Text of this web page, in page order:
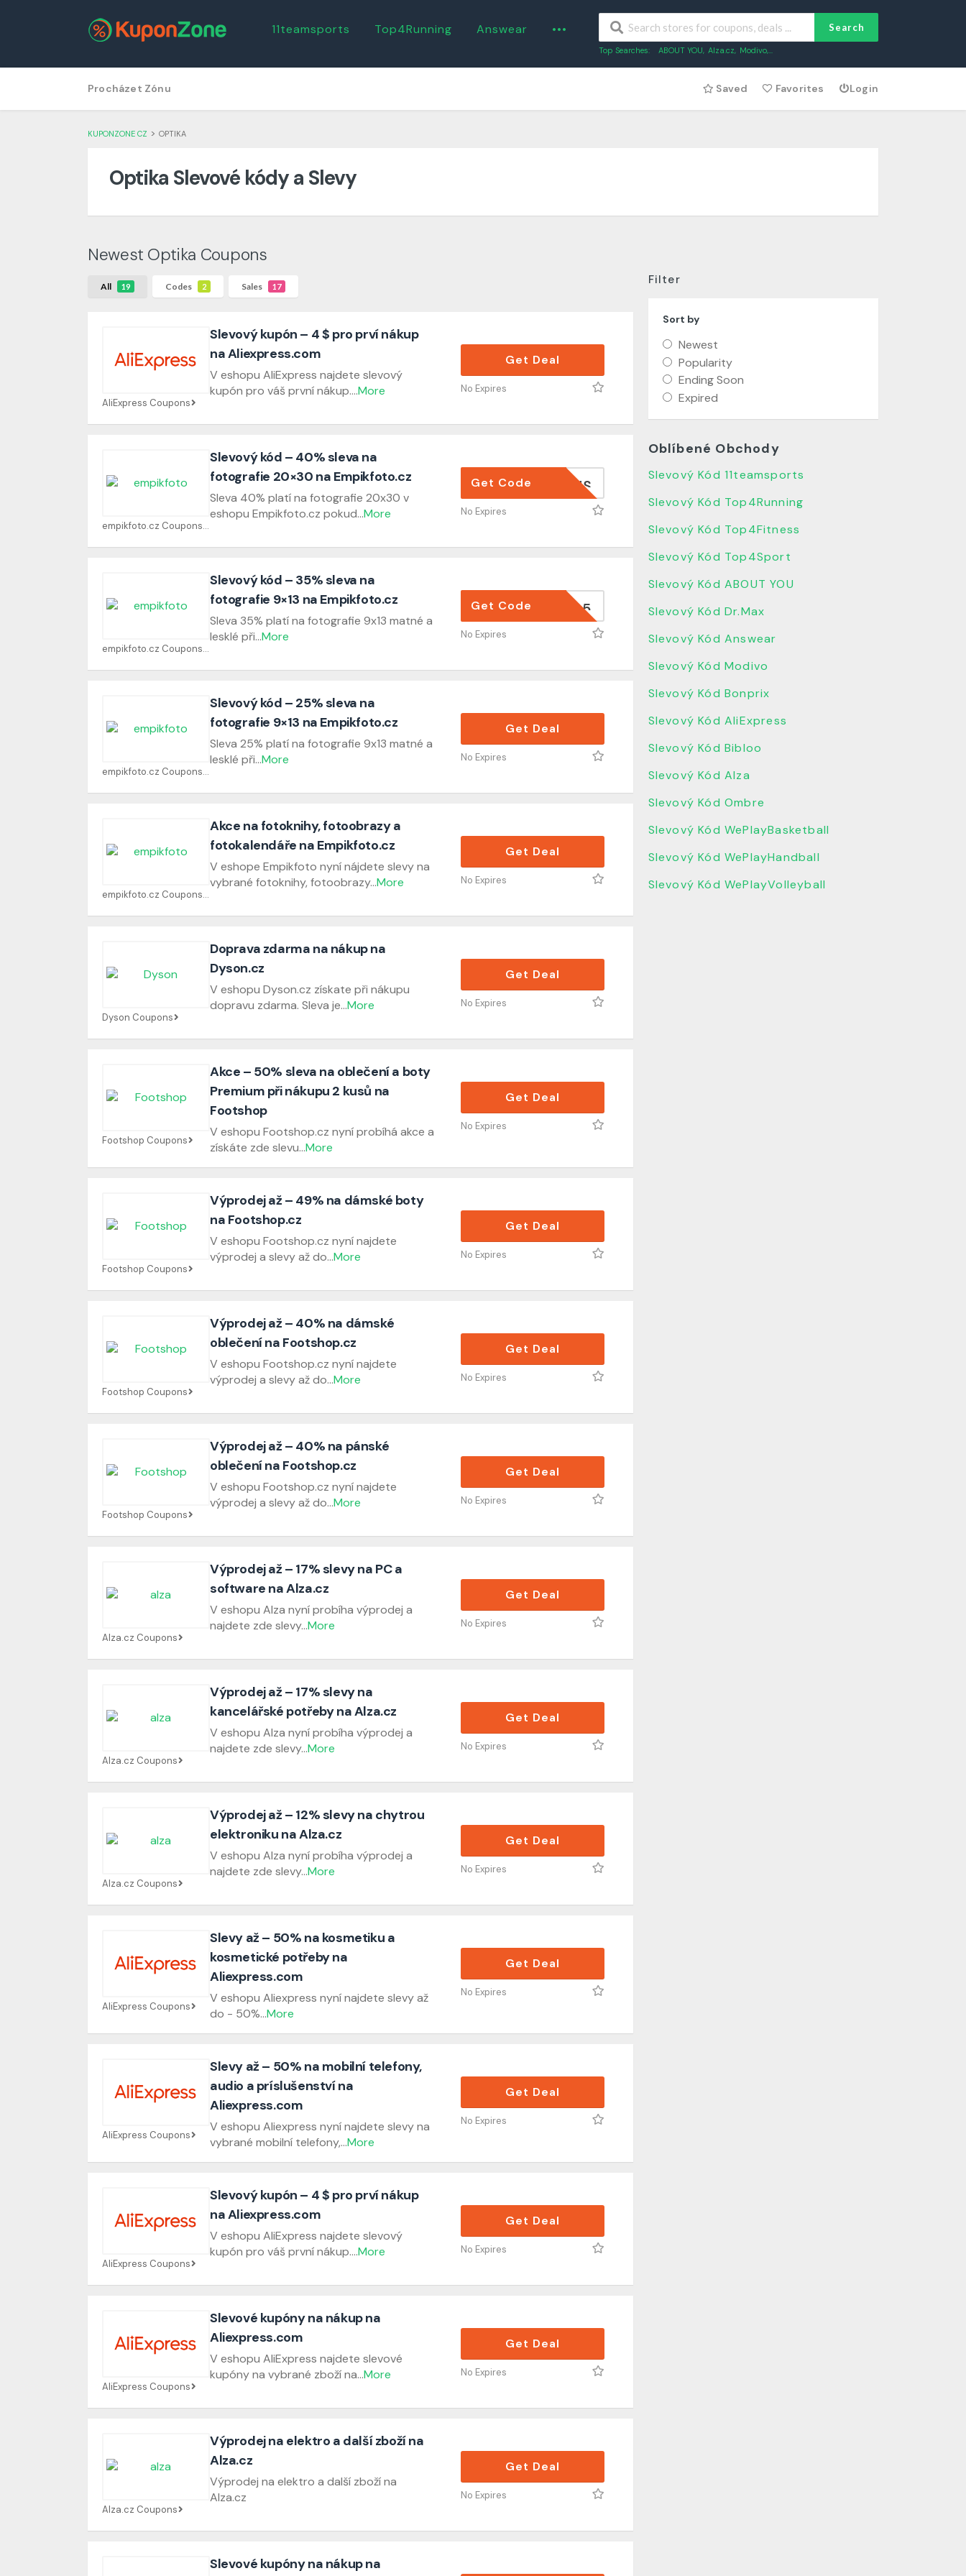
11teamsports Top4Running Answear ••• Search
Top Searches: ABOUT YOU, Alza.cz, Modivo,...
to
content
Procházet Zónu Saved Favorites Login
KUPONZONE CZ > OPTIKA
Optika Slevové kódy a Slevy
Newest Optika Coupons
All 19 Codes 2 Sales 17
AliExpress Coupons
Slevový kupón – 4 $ pro prví nákup
na Aliexpress.com
V eshopu AliExpress najdete slevový
kupón pro váš první nákup....More
Get Deal
No Expires
empikfoto.cz Coupons
Slevový kód – 40% sleva na
fotografie 20×30 na Empikfoto.cz
Sleva 40% platí na fotografie 20x30 v
eshopu Empikfoto.cz pokud...More
A4MINUS
Get Code
No Expires
empikfoto.cz Coupons
Slevový kód – 35% sleva na
fotografie 9×13 na Empikfoto.cz
Sleva 35% platí na fotografie 9x13 matné a
lesklé při...More
FOTKY35
Get Code
No Expires
empikfoto.cz Coupons
Slevový kód – 25% sleva na
fotografie 9×13 na Empikfoto.cz
Sleva 25% platí na fotografie 9x13 matné a
lesklé při...More
Get Deal
No Expires
empikfoto.cz Coupons
Akce na fotoknihy, fotoobrazy a
fotokalendáře na Empikfoto.cz
V eshope Empikfoto nyní nájdete slevy na
vybrané fotoknihy, fotoobrazy...More
Get Deal
No Expires
Dyson Coupons
Doprava zdarma na nákup na
Dyson.cz
V eshopu Dyson.cz získate při nákupu
dopravu zdarma. Sleva je...More
Get Deal
No Expires
Footshop Coupons
Akce – 50% sleva na oblečení a boty
Premium při nákupu 2 kusů na
Footshop
V eshopu Footshop.cz nyní probíhá akce a
získáte zde slevu...More
Get Deal
No Expires
Footshop Coupons
Výprodej až – 49% na dámské boty
na Footshop.cz
V eshopu Footshop.cz nyní najdete
výprodej a slevy až do...More
Get Deal
No Expires
Footshop Coupons
Výprodej až – 40% na dámské
oblečení na Footshop.cz
V eshopu Footshop.cz nyní najdete
výprodej a slevy až do...More
Get Deal
No Expires
Footshop Coupons
Výprodej až – 40% na pánské
oblečení na Footshop.cz
V eshopu Footshop.cz nyní najdete
výprodej a slevy až do...More
Get Deal
No Expires
Alza.cz Coupons
Výprodej až – 17% slevy na PC a
software na Alza.cz
V eshopu Alza nyní probíha výprodej a
najdete zde slevy...More
Get Deal
No Expires
Alza.cz Coupons
Výprodej až – 17% slevy na
kancelářské potřeby na Alza.cz
V eshopu Alza nyní probíha výprodej a
najdete zde slevy...More
Get Deal
No Expires
Alza.cz Coupons
Výprodej až – 12% slevy na chytrou
elektroniku na Alza.cz
V eshopu Alza nyní probíha výprodej a
najdete zde slevy...More
Get Deal
No Expires
AliExpress Coupons
Slevy až – 50% na kosmetiku a
kosmetické potřeby na
Aliexpress.com
V eshopu Aliexpress nyní najdete slevy až
do - 50%...More
Get Deal
No Expires
AliExpress Coupons
Slevy až – 50% na mobilní telefony,
audio a príslušenství na
Aliexpress.com
V eshopu Aliexpress nyní najdete slevy na
vybrané mobilní telefony,...More
Get Deal
No Expires
AliExpress Coupons
Slevový kupón – 4 $ pro prví nákup
na Aliexpress.com
V eshopu AliExpress najdete slevový
kupón pro váš první nákup....More
Get Deal
No Expires
AliExpress Coupons
Slevové kupóny na nákup na
Aliexpress.com
V eshopu AliExpress najdete slevové
kupóny na vybrané zboží na...More
Get Deal
No Expires
Alza.cz Coupons
Výprodej na elektro a další zboží na
Alza.cz
Výprodej na elektro a další zboží na
Alza.cz
Get Deal
No Expires
Slevové kupóny na nákup na
Filter
Sort by
Newest
Popularity
Ending Soon
Expired
Oblíbené Obchody
Slevový Kód 11teamsports
Slevový Kód Top4Running
Slevový Kód Top4Fitness
Slevový Kód Top4Sport
Slevový Kód ABOUT YOU
Slevový Kód Dr.Max
Slevový Kód Answear
Slevový Kód Modivo
Slevový Kód Bonprix
Slevový Kód AliExpress
Slevový Kód Bibloo
Slevový Kód Alza
Slevový Kód Ombre
Slevový Kód WePlayBasketball
Slevový Kód WePlayHandball
Slevový Kód WePlayVolleyball